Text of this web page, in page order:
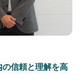
信頼と理解を高